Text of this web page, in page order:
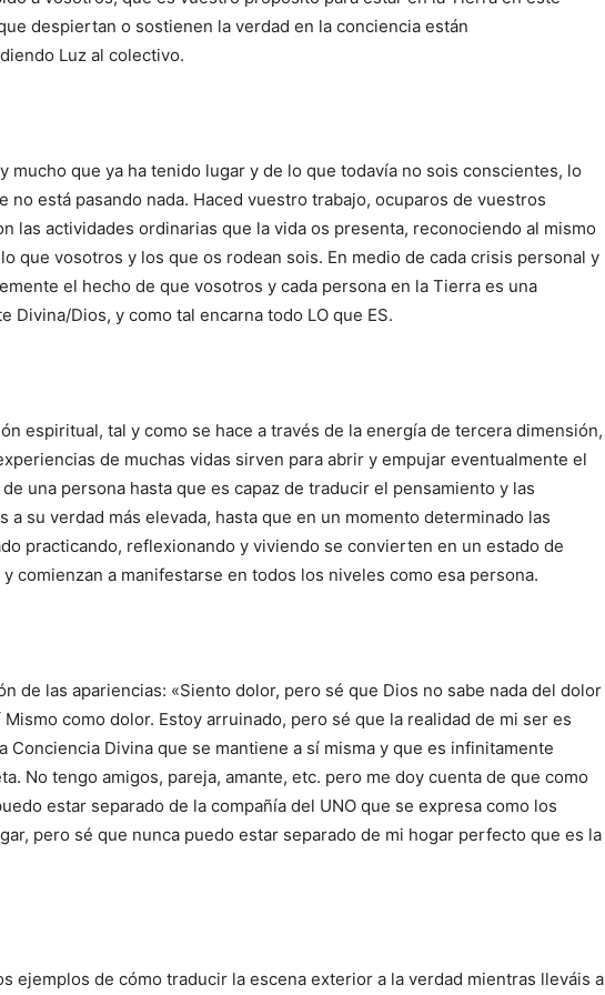
despiertan o sostienen la verdad en la conciencia están
Luz al colectivo.
mucho que ya ha tenido lugar y de lo que todavía no sois conscientes, lo
no está pasando nada. Haced vuestro trabajo, ocuparos de vuestros
las actividades ordinarias que la vida os presenta, reconociendo al mismo
que vosotros y los que os rodean sois. En medio de cada crisis personal y
el hecho de que vosotros y cada persona en la Tierra es una
Divina/Dios, y como tal encarna todo LO que ES.
espiritual, tal y como se hace a través de la energía de tercera dimensión,
de muchas vidas sirven para abrir y empujar eventualmente el
una persona hasta que es capaz de traducir el pensamiento y las
a su verdad más elevada, hasta que en un momento determinado las
practicando, reflexionando y viviendo se convierten en un estado de
comienzan a manifestarse en todos los niveles como esa persona.
de las apariencias: «Siento dolor, pero sé que Dios no sabe nada del dolor
como dolor. Estoy arruinado, pero sé que la realidad de mi ser es
Conciencia Divina que se mantiene a sí misma y que es infinitamente
No tengo amigos, pareja, amante, etc. pero me doy cuenta de que como
estar separado de la compañía del UNO que se expresa como los
pero sé que nunca puedo estar separado de mi hogar perfecto que es la
ejemplos de cómo traducir la escena exterior a la verdad mientras lleváis a